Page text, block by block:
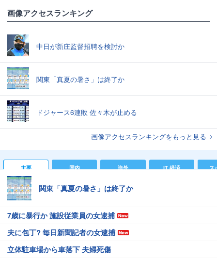
画像アクセスランキング
中日が新庄監督招聘を検討か
関東「真夏の暑さ」は終了か
ドジャース6連敗 佐々木が止める
画像アクセスランキングをもっと見る
主要 国内 海外 IT 経済 ス
関東「真夏の暑さ」は終了か
7歳に暴行か 施設従業員の女逮捕
夫に包丁? 毎日新聞記者の女逮捕
立体駐車場から車落下 夫婦死傷